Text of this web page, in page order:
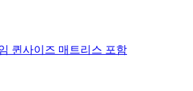
퀸사이즈 매트리스 포함